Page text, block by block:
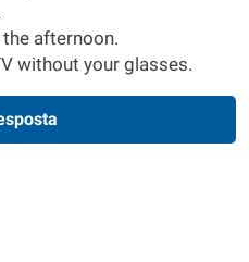
afternoon.
without your glasses.